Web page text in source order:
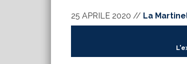
25 APRILE 2020 // La